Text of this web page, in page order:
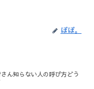
ぽぽ。
ん知らない人の呼び方どう